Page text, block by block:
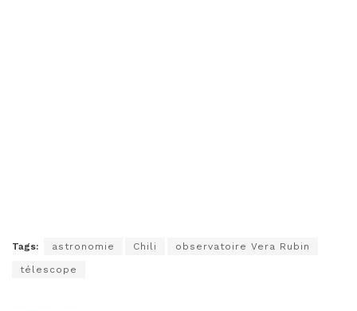
Tags: astronomie Chili observatoire Vera Rubin
télescope